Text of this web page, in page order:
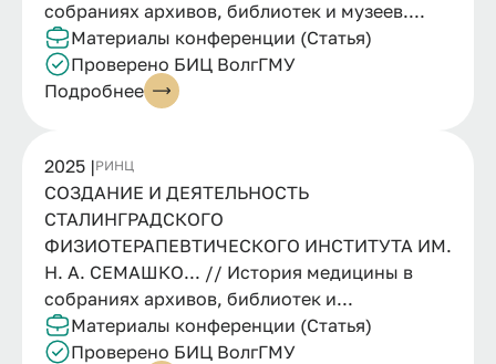
собраниях архивов, библиотек и музеев....
Материалы конференции (Статья)
Проверено БИЦ ВолгГМУ
Подробнее
2025 |РИНЦ
СОЗДАНИЕ И ДЕЯТЕЛЬНОСТЬ
СТАЛИНГРАДСКОГО
ФИЗИОТЕРАПЕВТИЧЕСКОГО ИНСТИТУТА ИМ.
Н. А. СЕМАШКО... // История медицины в
собраниях архивов, библиотек и...
Материалы конференции (Статья)
Проверено БИЦ ВолгГМУ